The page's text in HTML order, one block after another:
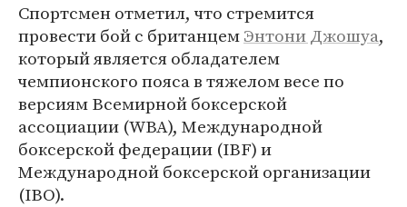
Спортсмен отметил, что стремится
провести бой с британцемЭнтони Джошуа,
который является обладателем
чемпионского пояса в тяжелом весе по
версиям Всемирной боксерской
ассоциации (WBA), Международной
боксерской федерации (IBF) и
Международной боксерской организации
(IBO).